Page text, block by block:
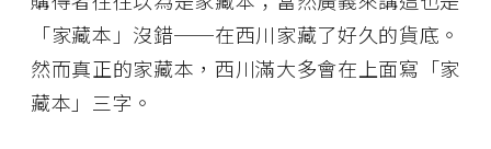
「家藏本」沒錯──在西川家藏了好久的貨底。
然而真正的家藏本，西川滿大多會在上面寫「家
藏本」三字。